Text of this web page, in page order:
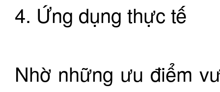
4. Ứng dụng thực tế
Nhờ những ưu điểm